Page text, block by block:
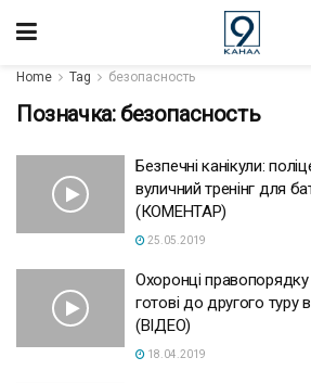
Home Tag безопасность
Позначка: безопасность
Безпечні канікули:
вуличний тренінг для
(КОМЕНТАР)
25.05.2019
Охоронці правопорядку
готові до другого туру
(ВІДЕО)
18.04.2019